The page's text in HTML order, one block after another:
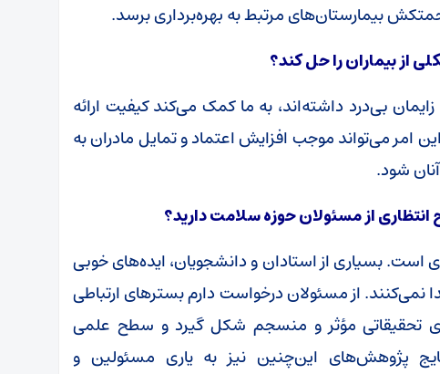
بیمارستان‌های مرتبط به بهره‌برداری برسد.
از بیماران را حل کند؟
بی‌درد داشته‌اند، به ما کمک می‌کند کیفیت ارائه
امر می‌تواند موجب افزایش اعتماد و تمایل مادران به
شود.
انتظاری از مسئولان حوزه سلامت دارید؟
بسیاری از استادان و دانشجویان، ایده‌های خوبی
نمی‌کنند. از مسئولان درخواست دارم بسترهای ارتباطی
تحقیقاتی مؤثر و منسجم شکل گیرد و سطح علمی
نتایج پژوهش‌های این‌چنین نیز به یاری مسئولین و